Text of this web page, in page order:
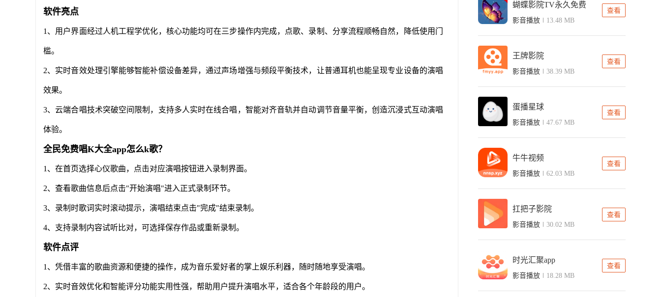
软件亮点
1、用户界面经过人机工程学优化，核心功能均可在三步操作内完成，点歌、录制、分享流程顺畅自然，降低使用门
槛。
2、实时音效处理引擎能够智能补偿设备差异，通过声场增强与频段平衡技术，让普通耳机也能呈现专业设备的演唱
效果。
3、云端合唱技术突破空间限制，支持多人实时在线合唱，智能对齐音轨并自动调节音量平衡，创造沉浸式互动演唱
体验。
全民免费唱K大全app怎么k歌？
1、在首页选择心仪歌曲，点击对应演唱按钮进入录制界面。
2、查看歌曲信息后点击"开始演唱"进入正式录制环节。
3、录制时歌词实时滚动提示，演唱结束点击"完成"结束录制。
4、支持录制内容试听比对，可选择保存作品或重新录制。
软件点评
1、凭借丰富的歌曲资源和便捷的操作，成为音乐爱好者的掌上娱乐利器，随时随地享受演唱。
2、实时音效优化和智能评分功能实用性强，帮助用户提升演唱水平，适合各个年龄段的用户。
蝴蝶影院TV永久免费
影音播放 13.48 MB
查看
王牌影院
影音播放 38.39 MB
查看
蛋播星球
影音播放 47.67 MB
查看
牛牛视频
影音播放 62.03 MB
查看
扛把子影院
影音播放 30.02 MB
查看
时光汇聚app
影音播放 18.28 MB
查看